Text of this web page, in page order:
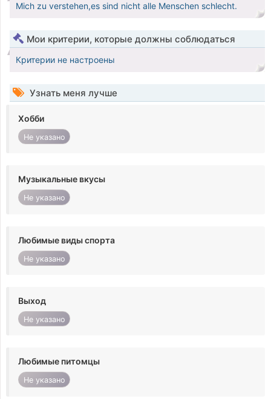
Mich zu verstehen,es sind nicht alle Menschen schlecht.
Мои критерии, которые должны соблюдаться
Критерии не настроены
Узнать меня лучше
Хобби
Не указано
Музыкальные вкусы
Не указано
Любимые виды спорта
Не указано
Выход
Не указано
Любимые питомцы
Не указано